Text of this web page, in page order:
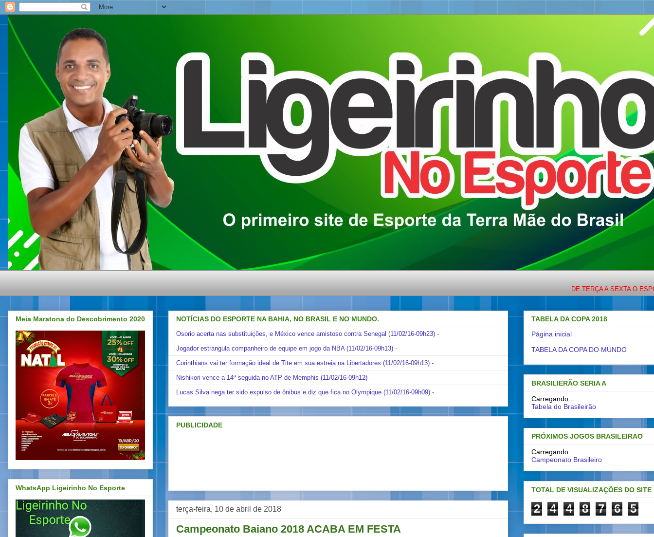
DE TERÇA A SEXTA O ESPORTE
NOTÍCIAS DO ESPORTE NA BAHIA, NO BRASIL E NO MUNDO.
Osorio acerta nas substituições, e México vence amistoso contra Senegal (11/02/16-09h23) -
Jogador estrangula companheiro de equipe em jogo da NBA (11/02/16-09h13) -
Corinthians vai ter formação ideal de Tite em sua estreia na Libertadores (11/02/16-09h13) -
Nishikori vence a 14ª seguida no ATP de Memphis (11/02/16-09h12) -
Lucas Silva nega ter sido expulso de ônibus e diz que fica no Olympique (11/02/16-09h09) -
PUBLICIDADE
terça-feira, 10 de abril de 2018
Campeonato Baiano 2018 ACABA EM FESTA
Meia Maratona do Descobrimento 2020
WhatsApp Ligeirinho No Esporte
TABELA DA COPA 2018
Página inicial
TABELA DA COPA DO MUNDO
BRASILIERÃO SERIA A
Carregando...
Tabela do Brasileirão
PRÓXIMOS JOGOS BRASILEIRAO
Carregando...
Campeonato Brasileiro
TOTAL DE VISUALIZAÇÕES DO SITE
2 4 4 8 7 6 5